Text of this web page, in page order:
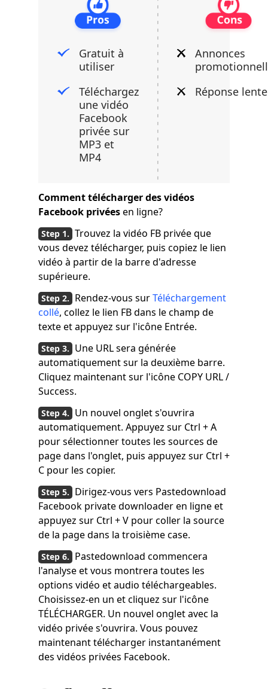
Gratuit à
utiliser
Téléchargez
une vidéo
Facebook
privée sur
MP3 et
MP4
Annonces
Réponse lente
Comment télécharger des vidéos
Facebook privéesen ligne?
Trouvez la vidéo FB privée que
vous devez télécharger, puis copiez le lien
vidéo à partir de la barre d'adresse
supérieure.
Rendez-vous surTéléchargement
collé, collez le lien FB dans le champ de
texte et appuyez sur l'icône Entrée.
Une URL sera générée
automatiquement sur la deuxième barre.
Cliquez maintenant sur l'icône COPY URL /
Success.
Un nouvel onglet s'ouvrira
automatiquement. Appuyez sur Ctrl + A
pour sélectionner toutes les sources de
page dans l'onglet, puis appuyez sur Ctrl +
C pour les copier.
Dirigez-vous vers Pastedownload
Facebook private downloader en ligne et
appuyez sur Ctrl + V pour coller la source
de la page dans la troisième case.
Pastedownload commencera
l'analyse et vous montrera toutes les
options vidéo et audio téléchargeables.
Choisissez-en un et cliquez sur l'icône
TÉLÉCHARGER. Un nouvel onglet avec la
vidéo privée s'ouvrira. Vous pouvez
maintenant télécharger instantanément
des vidéos privées Facebook.